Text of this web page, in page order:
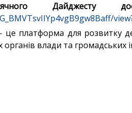
Дайджесту
платформа для розвитку
влади та громадських